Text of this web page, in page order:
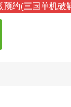
约(三国单机破
(侠盗飞车罪恶
略(游戏开发物语
仿传奇中文单机